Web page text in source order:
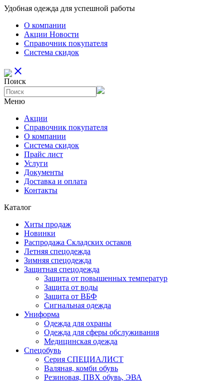
Удобная одежда для успешной работы
О компании
Aкции Новости
Справочник покупателя
Система скидок
close
Поиск
Меню
Aкции
Справочник покупателя
О компании
Система скидок
Прайс лист
Услуги
Документы
Доставка и оплата
Контакты
Каталог
Хиты продаж
Новинки
Распродажа Складских остаков
Летняя спецодежда
Зимняя спецодежда
Защитная спецодежда
Защита от повышенных температур
Защита от воды
Защита от ВБФ
Сигнальная одежда
Униформа
Одежда для охраны
Одежда для сферы обслуживания
Медицинская одежда
Спецобувь
Серия СПЕЦИАЛИСТ
Валяная, комби обувь
Резиновая, ПВХ обувь, ЭВА